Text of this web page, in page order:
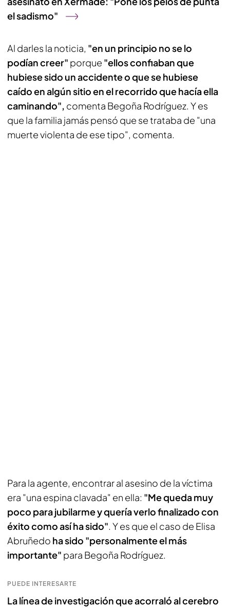
el sadismo"
Al darles la noticia, "en un principio no se lo
podían creer" porque "ellos confiaban que
hubiese sido un accidente o que se hubiese
caído en algún sitio en el recorrido que hacía ella
caminando", comenta Begoña Rodríguez. Y es
que la familia jamás pensó que se trataba de "una
muerte violenta de ese tipo", comenta.
Para la agente, encontrar al asesino de la víctima
era "una espina clavada" en ella: "Me queda muy
poco para jubilarme y quería verlo finalizado con
éxito como así ha sido". Y es que el caso de Elisa
Abruñedo ha sido "personalmente el más
importante" para Begoña Rodríguez.
PUEDE INTERESARTE
La línea de investigación que acorraló al cerebro